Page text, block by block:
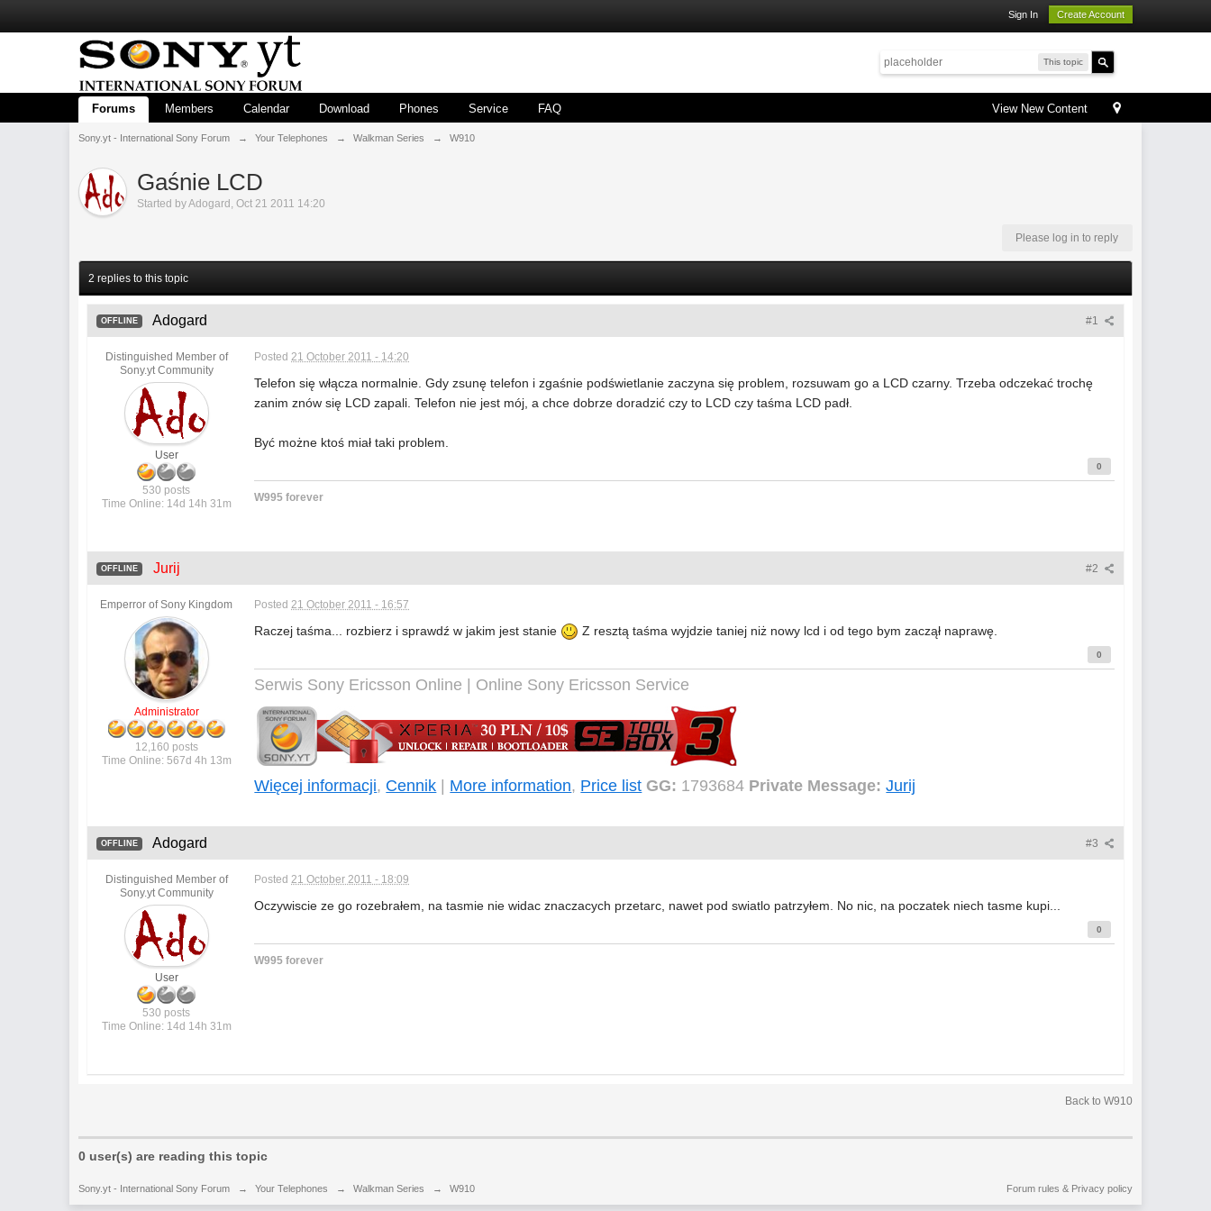
Sign In Create Account
This topic
View New Content
Forums Members Calendar Download Phones Service FAQ
Sony.yt - International Sony Forum → Your Telephones → Walkman Series → W910
Gaśnie LCD
Started byAdogard ,Oct 21 2011 14:20
Please log in to reply
2 replies to this topic
#1
OFFLINE Adogard
Distinguished Member of
Sony.yt Community
User
530 posts
Time Online: 14d 14h 31m
Posted21 October 2011 - 14:20
Telefon się włącza normalnie. Gdy zsunę telefon i zgaśnie podświetlanie zaczyna się problem, rozsuwam go a LCD czarny. Trzeba odczekać trochę
zanim znów się LCD zapali. Telefon nie jest mój, a chce dobrze doradzić czy to LCD czy taśma LCD padł.
Być możne ktoś miał taki problem.
0
W995 forever
#2
OFFLINE Jurij
Emperror of Sony Kingdom
Administrator
12,160 posts
Time Online: 567d 4h 13m
Posted 21 October 2011 - 16:57
Raczej taśma... rozbierz i sprawdź w jakim jest stanie Z resztą taśma wyjdzie taniej niż nowy lcd i od tego bym zaczął naprawę.
0
Serwis Sony Ericsson Online | Online Sony Ericsson Service
Więcej informacji, Cennik More information, Price list GG: 1793684 Private Message: Jurij
#3
OFFLINE Adogard
Distinguished Member of
Sony.yt Community
User
530 posts
Time Online: 14d 14h 31m
Posted21 October 2011 - 18:09
Oczywiscie ze go rozebrałem, na tasmie nie widac znaczacych przetarc, nawet pod swiatlo patrzyłem. No nic, na poczatek niech tasme kupi...
0
W995 forever
Back to W910
0 user(s) are reading this topic
Sony.yt - International Sony Forum → Your Telephones → Walkman Series → W910 Forum rules & Privacy policy